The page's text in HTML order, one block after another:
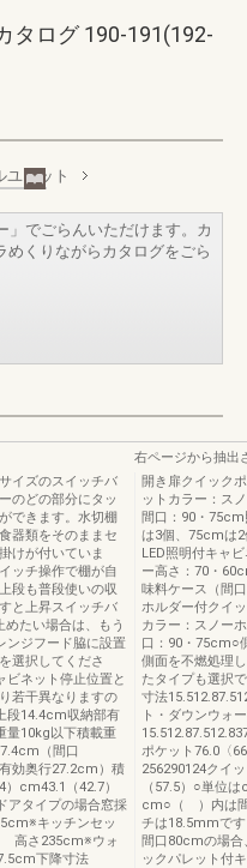
タログ 190-191(192-
ユニット
」でごらんいただけます。カ
めくりながらカタログをごら
イズのスイッチバ
のどの部分にタッ
できます。水切棚
器類をそのままセ
けが付いていま
ッチ操作で棚が自
段も普段使いの収
と上昇スイッチバ
たい場合は、もう
ンジフード脇に設置
選択してくださ
ビネット停止位置と
若干異なりますの
段14.4cm収納部有
10kg以下積載重
（間口
効奥行27.2cm）積
cm43.1（42.7）
タイプの場合窓採
キッチンセッ
高さ235cm※ウォ
下降寸法
右ページから抽出
開き扉クイック
ットカラー：ス
間口：90・
は3個、75cmは2
LED照明付キャ
ー高さ：70・
味料ケース（
ホルダー付クイ
カラー：スノー
口：90・75cm○
側面を不燃処理
たタイプも選択
寸法
ト・ダウンウォ
ポケット76.0〈
256290124クイ
（57.5）○単位
cm○（ ）内は
チは18.5mmで
間口80cmの場
ックパレット付